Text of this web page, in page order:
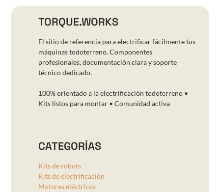
TORQUE.WORKS
El sitio de referencia para electrificar fácilmente tus
máquinas todoterreno. Componentes
profesionales, documentación clara y soporte
técnico dedicado.
100% orientado a la electrificación todoterreno •
Kits listos para montar • Comunidad activa
CATEGORÍAS
Kits de robots
Kits de electrificación
Motores eléctricos